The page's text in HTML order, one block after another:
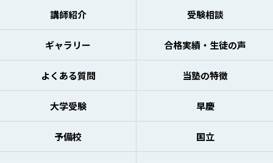
講師紹介 受験相談
ギャラリー 合格実績・生徒の声
よくある質問 当塾の特徴
大学受験 早慶
予備校 国立